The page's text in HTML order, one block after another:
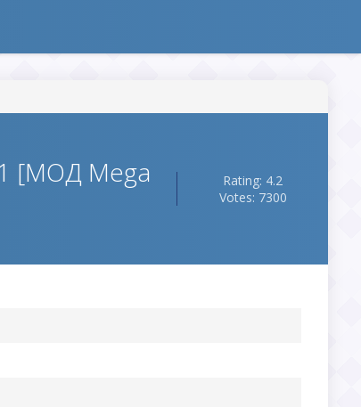
[МОД Mega
Rating: 4.2
Votes: 7300